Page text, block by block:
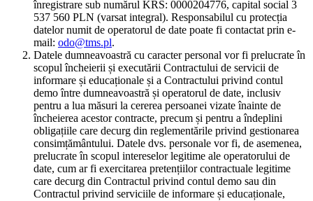
înregistrare sub numărul KRS: 0000204776, capital social 3
537 560 PLN (varsat integral). Responsabilul cu protecția
datelor numit de operatorul de date poate fi contactat prin e-
mail: odo@tms.pl.
Datele dumneavoastră cu caracter personal vor fi prelucrate în
scopul încheierii și executării Contractului de servicii de
informare și educaționale și a Contractului privind contul
demo între dumneavoastră și operatorul de date, inclusiv
pentru a lua măsuri la cererea persoanei vizate înainte de
încheierea acestor contracte, precum și pentru a îndeplini
obligațiile care decurg din reglementările privind gestionarea
consimțământului. Datele dvs. personale vor fi, de asemenea,
prelucrate în scopul intereselor legitime ale operatorului de
date, cum ar fi exercitarea pretențiilor contractuale legitime
care decurg din Contractul privind contul demo sau din
Contractul privind serviciile de informare și educaționale,